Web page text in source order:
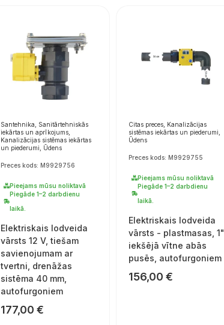
Santehnika, Sanitārtehniskās
iekārtas un aprīkojums,
Kanalizācijas sistēmas iekārtas
un piederumi, Ūdens
Preces kods: M9929756
Pieejams mūsu noliktavā
Piegāde 1–2 darbdienu
laikā.
Elektriskais lodveida
vārsts 12 V, tiešam
savienojumam ar
tvertni, drenāžas
sistēma 40 mm,
autofurgoniem
177,00€
Citas preces, Kanalizācijas
sistēmas iekārtas un piederumi,
Ūdens
Preces kods: M9929755
Pieejams mūsu noliktavā
Piegāde 1–2 darbdienu
laikā.
Elektriskais lodveida
vārsts - plastmasas, 1"
iekšējā vītne abās
pusēs, autofurgoniem
156,00 €